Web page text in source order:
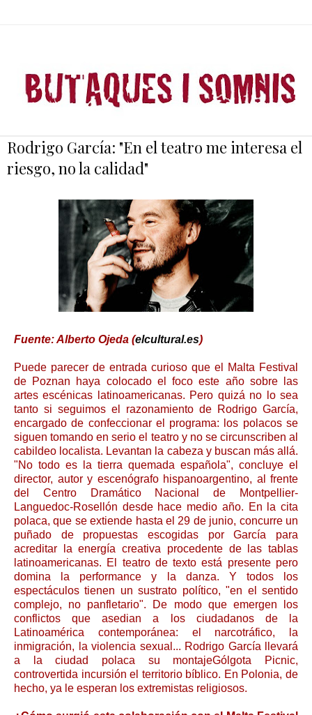
Rodrigo García: "En el teatro me interesa el
riesgo, no la calidad"
Fuente: Alberto Ojeda (elcultural.es)
Puede parecer de entrada curioso que el Malta Festival
de Poznan haya colocado el foco este año sobre las
artes escénicas latinoamericanas. Pero quizá no lo sea
tanto si seguimos el razonamiento de Rodrigo García,
encargado de confeccionar el programa: los polacos se
siguen tomando en serio el teatro y no se circunscriben al
cabildeo localista. Levantan la cabeza y buscan más allá.
"No todo es la tierra quemada española", concluye el
director, autor y escenógrafo hispanoargentino, al frente
del Centro Dramático Nacional de Montpellier-
Languedoc-Rosellón desde hace medio año. En la cita
polaca, que se extiende hasta el 29 de junio, concurre un
puñado de propuestas escogidas por García para
acreditar la energía creativa procedente de las tablas
latinoamericanas. El teatro de texto está presente pero
domina la performance y la danza. Y todos los
espectáculos tienen un sustrato político, "en el sentido
complejo, no panfletario". De modo que emergen los
conflictos que asedian a los ciudadanos de la
Latinoamérica contemporánea: el narcotráfico, la
inmigración, la violencia sexual... Rodrigo García llevará
a la ciudad polaca su montajeGólgota Picnic,
controvertida incursión el territorio bíblico. En Polonia, de
hecho, ya le esperan los extremistas religiosos.